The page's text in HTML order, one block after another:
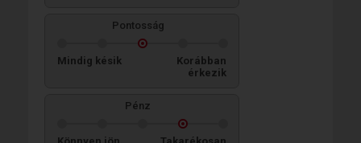
Pontosság
Mindig késik
Korábban
érkezik
Pénz